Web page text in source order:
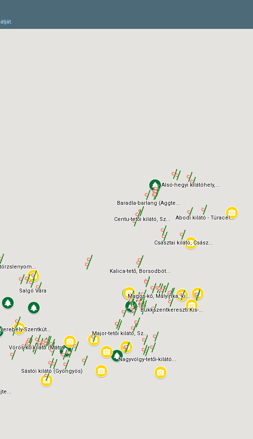
Vörös-kő kilátó (Mátra...
Sástói kilátó (Gyöngyös)
Szentkút...
Salgó Vára
Baradla-barlang (Aggte...
Abodi kilátó - Túracél...
Bükkszentkereszti Kis-...
Császtai kilátó, Csász...
Nagyvölgy-tetői-kilátó...
Centu-tetői kilátó, Sz...
Magos-kő, Mályinka, ki...
Kalica-tető, Borsodbót...
Alsó-hegyi kilátóhely,...
Major-tetői kilátó, Sz...